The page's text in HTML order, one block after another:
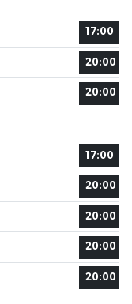
17:00
20:00
20:00
17:00
20:00
20:00
20:00
20:00